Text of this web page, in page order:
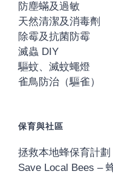
防塵蟎及過敏
天然清潔及消毒劑
除霉及抗菌防霉
滅蟲 DIY
驅蚊、滅蚊蠅燈
雀鳥防治（驅雀）
保育與社區
拯救本地蜂保育計劃
Save Local Bees –